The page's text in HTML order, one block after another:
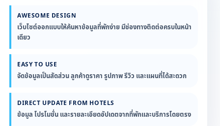
AWESOME DESIGN
เว็บไซต์ออกแบบให้ค้นหาข้อมูลที่พักง่าย มีช่องทางติดต่อครบในหน้า
เดียว
EASY TO USE
จัดข้อมูลเป็นสัดส่วน ลูกค้าดูราคา รูปภาพ รีวิว และแผนที่ได้สะดวก
DIRECT UPDATE FROM HOTELS
ข้อมูล โปรโมชั่น และรายละเอียดอัปเดตจากที่พักและบริการโดยตรง